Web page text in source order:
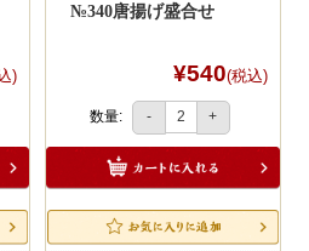
)
№340唐揚げ盛合せ
¥540(税込)
数量: - +